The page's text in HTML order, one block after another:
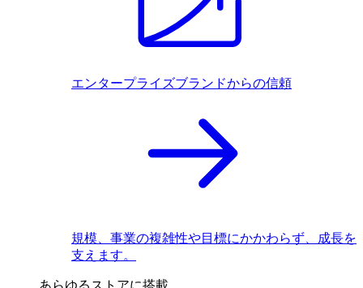
エンタープライズブランドからの信頼
規模、事業の複雑性や目標にかかわらず、成長を
支えます。